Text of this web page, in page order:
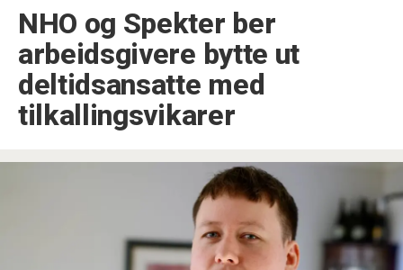
NHO og Spekter ber
arbeidsgivere bytte ut
deltidsansatte med
tilkallingsvikarer